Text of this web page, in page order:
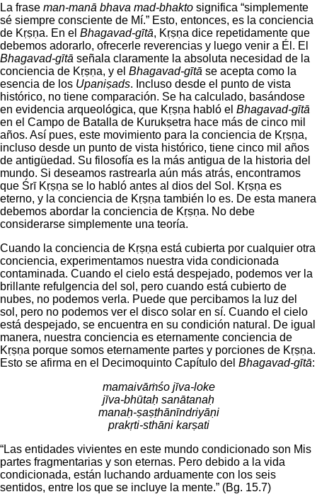
La frase man-manā bhava mad-bhakto significa “simplemente
sé siempre consciente de Mí.” Esto, entonces, es la conciencia
de Kṛṣṇa. En el Bhagavad-gītā, Kṛṣṇa dice repetidamente que
debemos adorarlo, ofrecerle reverencias y luego venir a Él. El
Bhagavad-gītā señala claramente la absoluta necesidad de la
conciencia de Kṛṣṇa, y el Bhagavad-gītā se acepta como la
esencia de los Upaniṣads. Incluso desde el punto de vista
histórico, no tiene comparación. Se ha calculado, basándose
en evidencia arqueológica, que Kṛṣṇa habló el Bhagavad-gītā
en el Campo de Batalla de Kurukṣetra hace más de cinco mil
años. Así pues, este movimiento para la conciencia de Kṛṣṇa,
incluso desde un punto de vista histórico, tiene cinco mil años
de antigüedad. Su filosofía es la más antigua de la historia del
mundo. Si deseamos rastrearla aún más atrás, encontramos
que Śrī Kṛṣṇa se lo habló antes al dios del Sol. Kṛṣṇa es
eterno, y la conciencia de Kṛṣṇa también lo es. De esta manera
debemos abordar la conciencia de Kṛṣṇa. No debe
considerarse simplemente una teoría.
Cuando la conciencia de Kṛṣṇa está cubierta por cualquier otra
conciencia, experimentamos nuestra vida condicionada
contaminada. Cuando el cielo está despejado, podemos ver la
brillante refulgencia del sol, pero cuando está cubierto de
nubes, no podemos verla. Puede que percibamos la luz del
sol, pero no podemos ver el disco solar en sí. Cuando el cielo
está despejado, se encuentra en su condición natural. De igual
manera, nuestra conciencia es eternamente conciencia de
Kṛṣṇa porque somos eternamente partes y porciones de Kṛṣṇa.
Esto se afirma en el Decimoquinto Capítulo del Bhagavad-gītā:
mamaivāṁśo jīva-loke
jīva-bhūtaḥ sanātanaḥ
manaḥ-ṣaṣṭhānīndriyāṇi
prakṛti-sthāni karṣati
“Las entidades vivientes en este mundo condicionado son Mis
partes fragmentarias y son eternas. Pero debido a la vida
condicionada, están luchando arduamente con los seis
sentidos, entre los que se incluye la mente.” (Bg. 15.7)